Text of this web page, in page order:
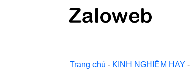
Trang chủ - KINH NGHIỆM HAY -